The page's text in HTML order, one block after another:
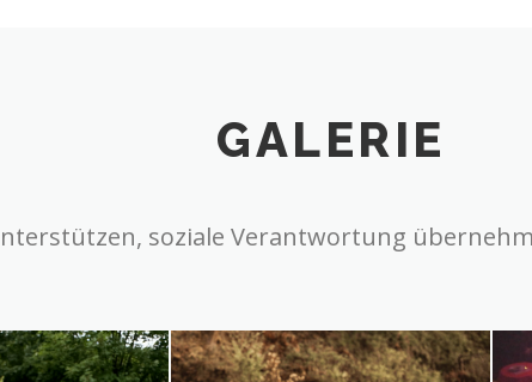
GALERIE
soziale Verantwortung